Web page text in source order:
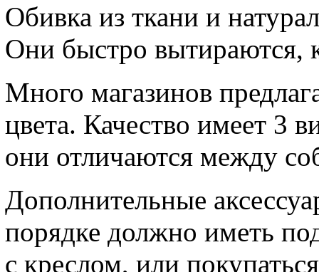
Обивка из ткани и
Они быстро вытираются,
Много магазинов
цвета. Качество имеет 3
они отличаются между
Дополнительные
порядке должно иметь
с креслом, или